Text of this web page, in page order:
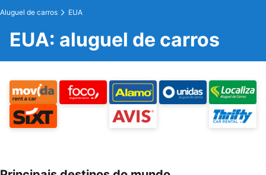
Aluguel de carros EUA
EUA: aluguel de carros